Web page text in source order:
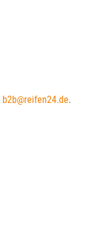
b2b@reifen24.de.